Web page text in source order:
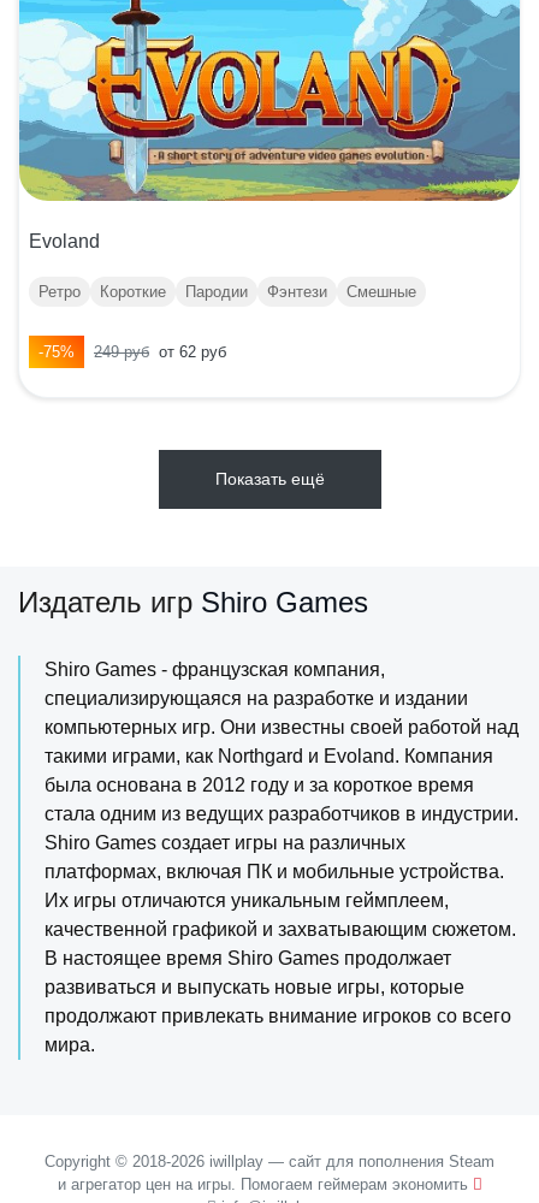
Evoland
Ретро Короткие Пародии Фэнтези Смешные
-75% 249 руб от 62 руб
Показать ещё
Издатель игр Shiro Games
Shiro Games - французская компания,
специализирующаяся на разработке и издании
компьютерных игр. Они известны своей работой над
такими играми, как Northgard и Evoland. Компания
была основана в 2012 году и за короткое время
стала одним из ведущих разработчиков в индустрии.
Shiro Games создает игры на различных
платформах, включая ПК и мобильные устройства.
Их игры отличаются уникальным геймплеем,
качественной графикой и захватывающим сюжетом.
В настоящее время Shiro Games продолжает
развиваться и выпускать новые игры, которые
продолжают привлекать внимание игроков со всего
мира.
Copyright © 2018-2026 iwillplay — сайт для пополнения Steam
и агрегатор цен на игры. Помогаем геймерам экономить